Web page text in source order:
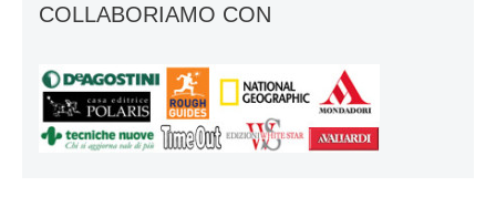
COLLABORIAMO CON